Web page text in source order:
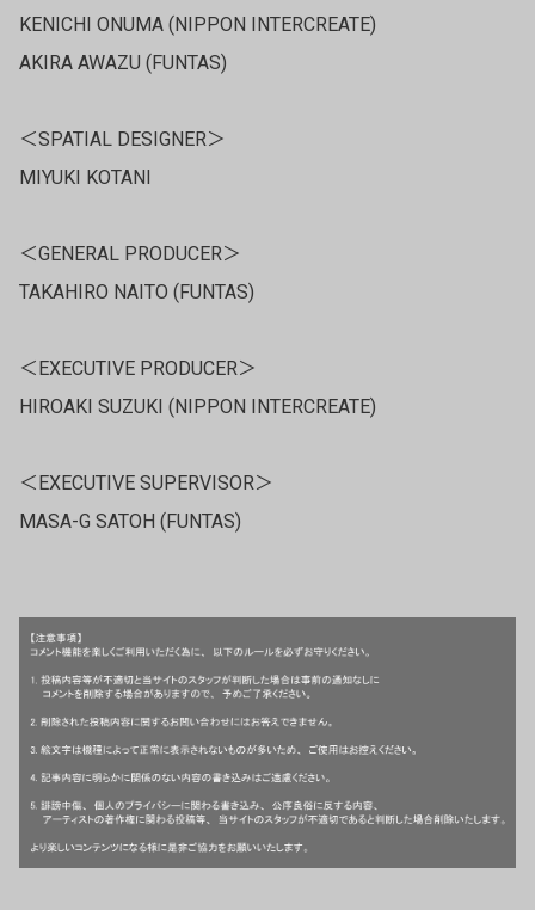
KENICHI ONUMA (NIPPON INTERCREATE)
AKIRA AWAZU (FUNTAS)
＜SPATIAL DESIGNER＞
MIYUKI KOTANI
＜GENERAL PRODUCER＞
TAKAHIRO NAITO (FUNTAS)
＜EXECUTIVE PRODUCER＞
HIROAKI SUZUKI (NIPPON INTERCREATE)
＜EXECUTIVE SUPERVISOR＞
MASA-G SATOH (FUNTAS)